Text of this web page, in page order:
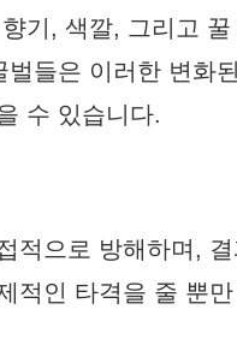
기, 색깔, 그리고
들은 이러한 변화
수 있습니다.
적으로 방해하며,
적인 타격을 줄 뿐